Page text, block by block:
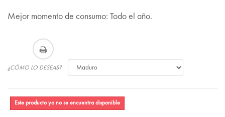
Mejor momento de consumo: Todo el año.
¿CÓMO LO DESEAS?
Este producto ya no se encuentra disponible